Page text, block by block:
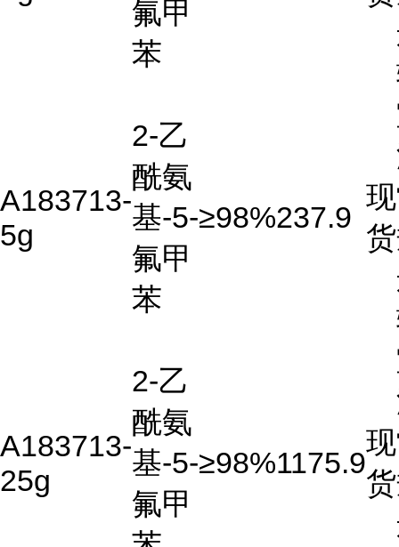
氟甲
苯
A183713-
5g
2-乙
酰氨
基-5-
氟甲
苯
≥98%237.9
现
货
A183713-
25g
2-乙
酰氨
基-5-
氟甲
≥98%1175.9
现
货